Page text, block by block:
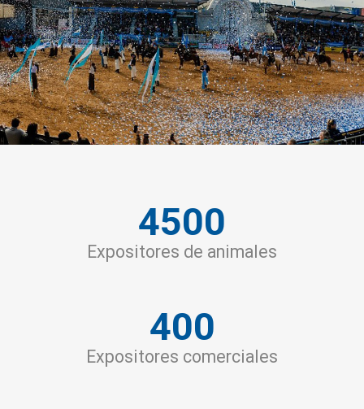
4500
Expositores de animales
400
Expositores comerciales